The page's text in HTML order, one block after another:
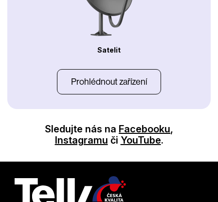
Satelit
Prohlédnout zařízení
Sledujte nás na Facebooku,
Instagramu či YouTube.